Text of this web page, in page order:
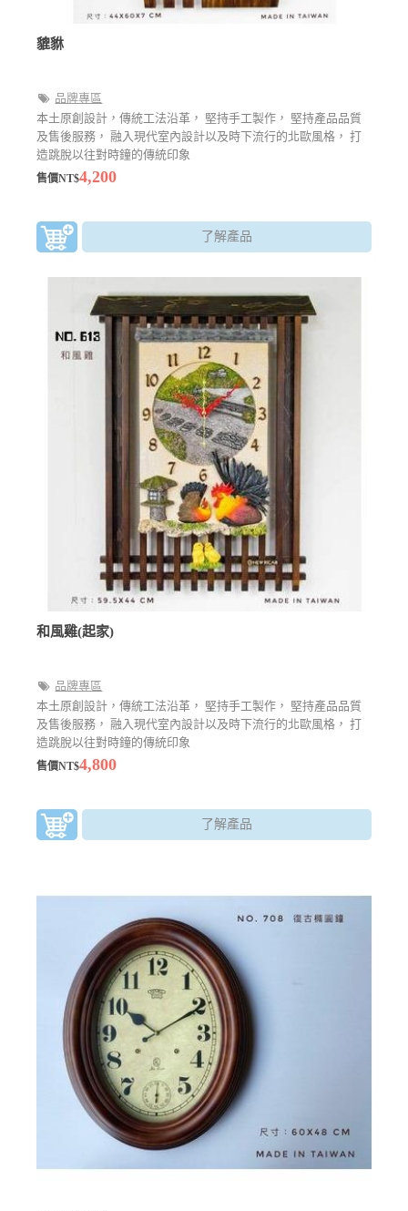
貔貅
品牌專區
本土原創設計，傳統工法沿革， 堅持手工製作， 堅持產品品質
及售後服務， 融入現代室內設計以及時下流行的北歐風格， 打
造跳脫以往對時鐘的傳統印象
售價NT$4,200
了解產品
和風雞(起家)
品牌專區
本土原創設計，傳統工法沿革， 堅持手工製作， 堅持產品品質
及售後服務， 融入現代室內設計以及時下流行的北歐風格， 打
造跳脫以往對時鐘的傳統印象
售價NT$4,800
了解產品